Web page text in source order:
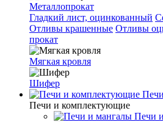
Металлопрокат
Гладкий лист, оцинкованный
Отливы крашенные Отливы
прокат
Мягкая кровля
Шифер
Печи и комплектующие
Печи